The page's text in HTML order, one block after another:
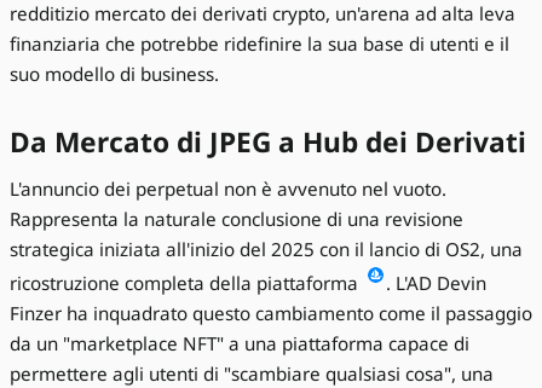
redditizio mercato dei derivati crypto, un'arena ad alta leva
finanziaria che potrebbe ridefinire la sua base di utenti e il
suo modello di business.
Da Mercato di JPEG a Hub dei Derivati
L'annuncio dei perpetual non è avvenuto nel vuoto.
Rappresenta la naturale conclusione di una revisione
strategica iniziata all'inizio del 2025 con il lancio di OS2, una
ricostruzione completa della piattaforma
. L'AD Devin
Finzer ha inquadrato questo cambiamento come il passaggio
da un "marketplace NFT" a una piattaforma capace di
permettere agli utenti di "scambiare qualsiasi cosa", una